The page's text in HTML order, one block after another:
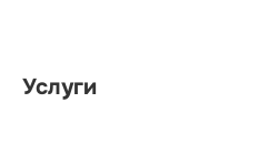
Услуги